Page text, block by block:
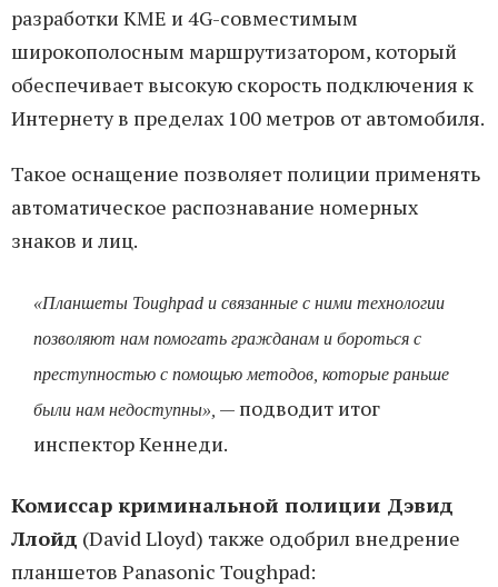
разработки КМЕ и 4G-совместимым
широкополосным маршрутизатором, который
обеспечивает высокую скорость подключения к
Интернету в пределах 100 метров от автомобиля.
Такое оснащение позволяет полиции применять
автоматическое распознавание номерных
знаков и лиц.
«Планшеты Toughpad и связанные с ними технологии
позволяют нам помогать гражданам и бороться с
преступностью с помощью методов, которые раньше
были нам недоступны», — подводит итог
инспектор Кеннеди.
Комиссар криминальной полиции Дэвид
Ллойд (David Lloyd) также одобрил внедрение
планшетов Panasonic Toughpad: